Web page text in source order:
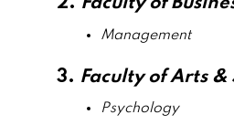
2. Faculty of
Management
3. Faculty of Arts &
Psychology